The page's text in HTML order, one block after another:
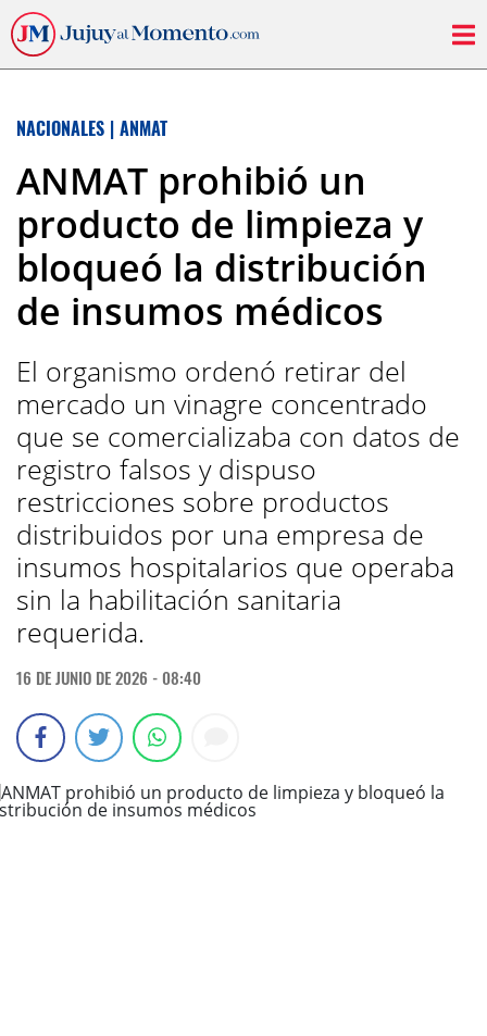
NACIONALES | ANMAT
ANMAT prohibió un
producto de limpieza y
bloqueó la distribución
de insumos médicos
El organismo ordenó retirar del
mercado un vinagre concentrado
que se comercializaba con datos de
registro falsos y dispuso
restricciones sobre productos
distribuidos por una empresa de
insumos hospitalarios que operaba
sin la habilitación sanitaria
requerida.
16 DE JUNIO DE 2026 - 08:40